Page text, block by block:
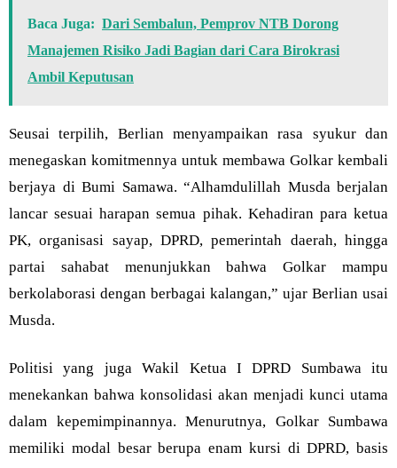
Baca Juga: Dari Sembalun, Pemprov NTB Dorong
Manajemen Risiko Jadi Bagian dari Cara Birokrasi
Ambil Keputusan
Seusai terpilih, Berlian menyampaikan rasa syukur dan
menegaskan komitmennya untuk membawa Golkar kembali
berjaya di Bumi Samawa. “Alhamdulillah Musda berjalan
lancar sesuai harapan semua pihak. Kehadiran para ketua
PK, organisasi sayap, DPRD, pemerintah daerah, hingga
partai sahabat menunjukkan bahwa Golkar mampu
berkolaborasi dengan berbagai kalangan,” ujar Berlian usai
Musda.
Politisi yang juga Wakil Ketua I DPRD Sumbawa itu
menekankan bahwa konsolidasi akan menjadi kunci utama
dalam kepemimpinannya. Menurutnya, Golkar Sumbawa
memiliki modal besar berupa enam kursi di DPRD, basis